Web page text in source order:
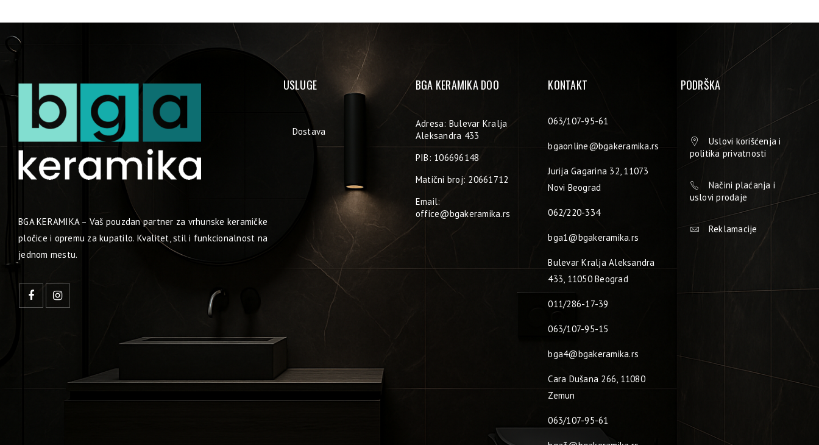
BGA KERAMIKA – Vaš pouzdan partner za vrhunske keramičke
pločice i opremu za kupatilo. Kvalitet, stil i funkcionalnost na
jednom mestu.
USLUGE
Dostava
BGA KERAMIKA DOO
Adresa: Bulevar Kralja
Aleksandra 433
PIB: 106696148
Matični broj: 20661712
Email:
office@bgakeramika.rs
KONTAKT
063/107-95-61
bgaonline@bgakeramika.rs
Jurija Gagarina 32, 11073
Novi Beograd
062/220-334
bga1@bgakeramika.rs
Bulevar Kralja Aleksandra
433, 11050 Beograd
011/286-17-39
063/107-95-15
bga4@bgakeramika.rs
Cara Dušana 266, 11080
Zemun
063/107-95-61
PODRŠKA
Uslovi korišćenja i
politika privatnosti
Načini plaćanja i
uslovi prodaje
Reklamacije